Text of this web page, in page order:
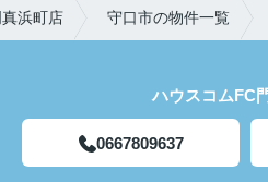
浜町店 守口市の物件一覧
ハウスコムFC
0667809637